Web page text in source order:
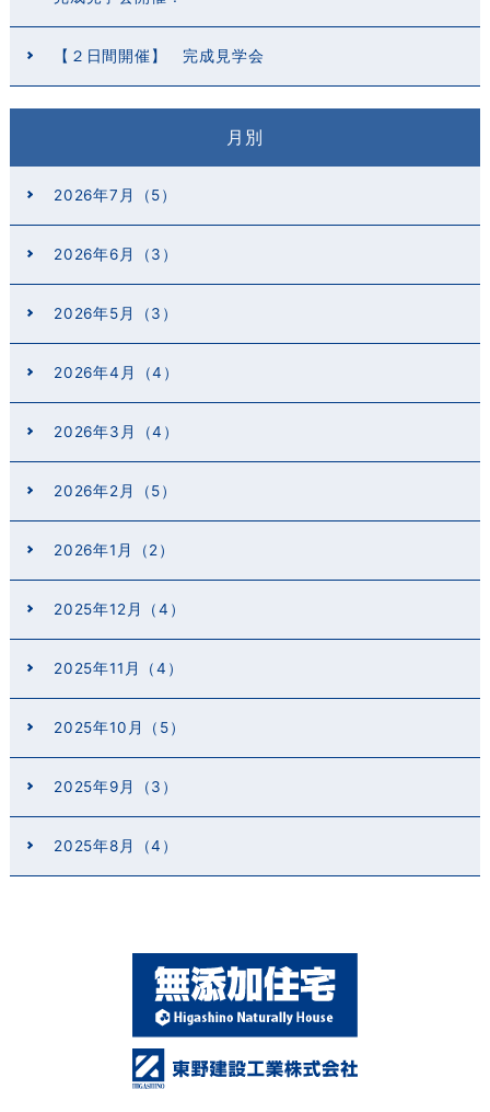
【２日間開催】 完成見学会
月別
2026年7月（5）
2026年6月（3）
2026年5月（3）
2026年4月（4）
2026年3月（4）
2026年2月（5）
2026年1月（2）
2025年12月（4）
2025年11月（4）
2025年10月（5）
2025年9月（3）
2025年8月（4）